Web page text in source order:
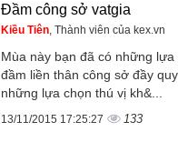
Đầm công sở vatgia
Kiều Tiên , Thành viên của kex.vn
Mùa này bạn đã có những
đầm liền thân công sở đầy
những lựa chọn thú vị kh&...
13/11/2015 17:25:27 133